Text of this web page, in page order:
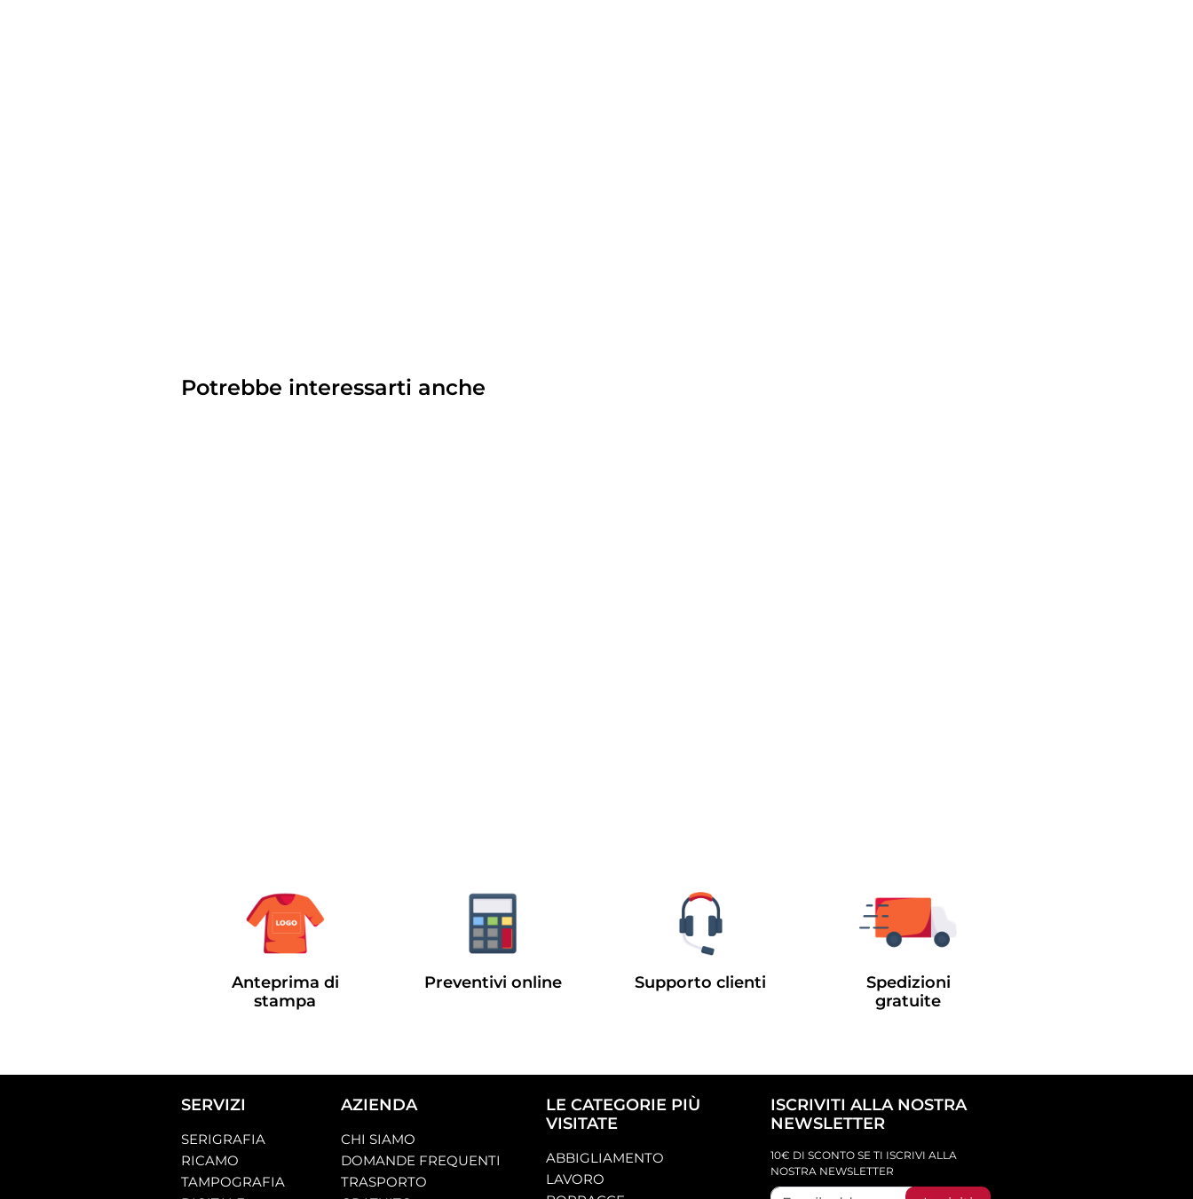
Potrebbe interessarti anche
Anteprima di
stampa
Preventivi online Supporto clienti
Spedizioni
gratuite
SERVIZI
SERIGRAFIA
RICAMO
TAMPOGRAFIA
AZIENDA
CHI SIAMO
DOMANDE FREQUENTI
TRASPORTO
LE CATEGORIE PIÙ
VISITATE
ABBIGLIAMENTO
LAVORO
ISCRIVITI ALLA NOSTRA
NEWSLETTER
10€ DI SCONTO SE TI ISCRIVI ALLA
NOSTRA NEWSLETTER